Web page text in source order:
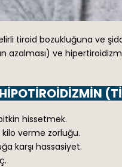
tiroid bozukluğuna ve
azalması) ve
HIPOTIROIDIZMIN
hissetmek.
kilo verme zorluğu.
karşı hassasiyet.